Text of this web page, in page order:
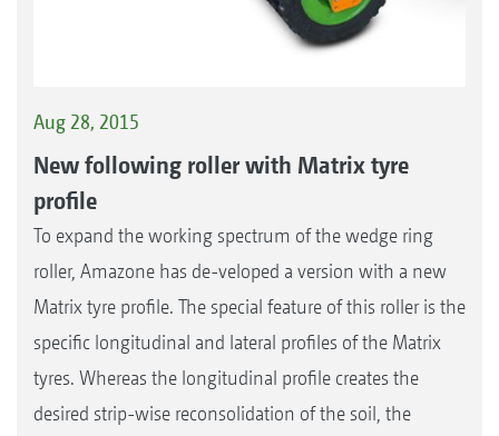
Aug 28, 2015
New following roller with Matrix tyre
profile
To expand the working spectrum of the wedge ring
roller, Amazone has de-veloped a version with a new
Matrix tyre profile. The special feature of this roller is the
specific longitudinal and lateral profiles of the Matrix
tyres. Whereas the longitudinal profile creates the
desired strip-wise reconsolidation of the soil, the